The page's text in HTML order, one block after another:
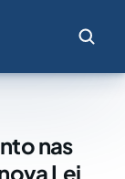
nas
Lei